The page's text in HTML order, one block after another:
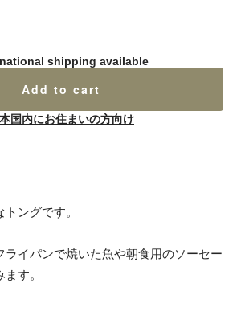
shipping available
Add to cart
国内にお住まいの方向け
ングです。
ライパンで焼いた魚や朝食用のソーセー
す。